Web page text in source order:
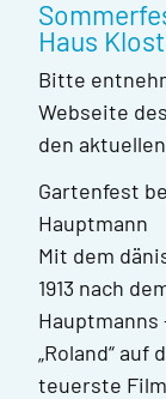
Haus
Bitte
Webseite
den
Gartenfest
Hauptmann
Mit dem
1913 nach
Hauptmanns
„Roland“ auf
teuerste